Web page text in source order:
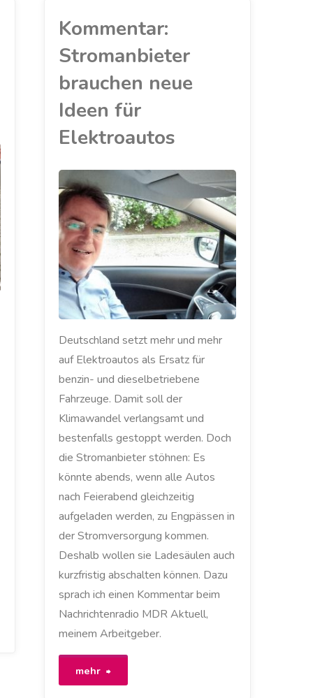
Kommentar:
Stromanbieter
brauchen neue
Ideen für
Elektroautos
ELEKTROAUTO
KOMMENTAR
/
STROMANBIETER
Deutschland setzt mehr und mehr
auf Elektroautos als Ersatz für
benzin- und dieselbetriebene
Fahrzeuge. Damit soll der
Klimawandel verlangsamt und
bestenfalls gestoppt werden. Doch
die Stromanbieter stöhnen: Es
könnte abends, wenn alle Autos
nach Feierabend gleichzeitig
aufgeladen werden, zu Engpässen in
der Stromversorgung kommen.
Deshalb wollen sie Ladesäulen auch
kurzfristig abschalten können. Dazu
sprach ich einen Kommentar beim
Nachrichtenradio MDR Aktuell,
meinem Arbeitgeber.
mehr
"Kommentar: